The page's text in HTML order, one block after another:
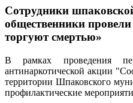
Сотрудники
общественники
торгуют смертью»
В рамках проведения
антинаркотической акции
территории Шпаковского
профилактические